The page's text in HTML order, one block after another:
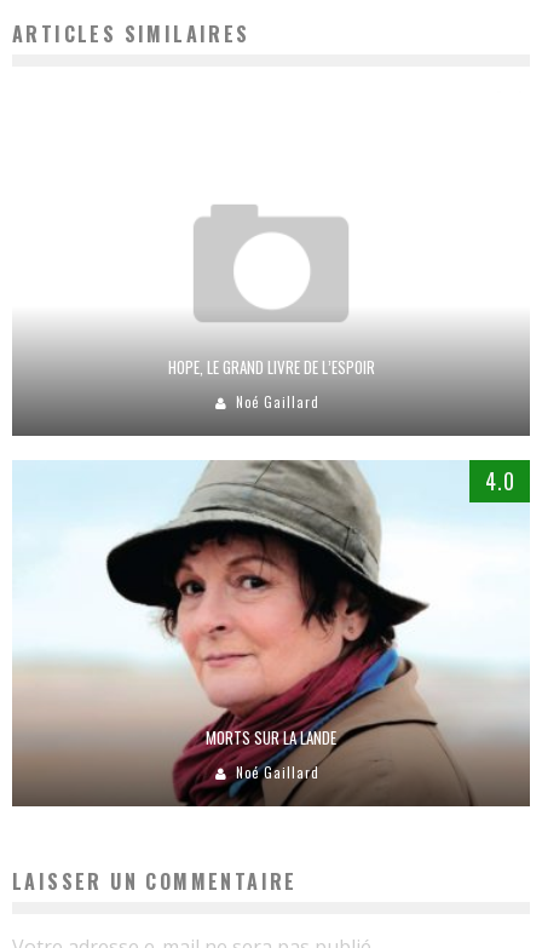
ARTICLES SIMILAIRES
HOPE, LE GRAND LIVRE DE L’ESPOIR
Noé Gaillard
4.0
MORTS SUR LA LANDE
Noé Gaillard
LAISSER UN COMMENTAIRE